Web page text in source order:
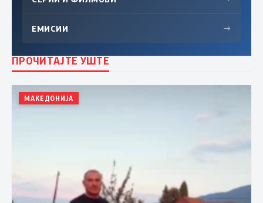
ЕМИСИИ →
ПРОЧИТАЈТЕ УШТЕ
МАКЕДОНИЈА